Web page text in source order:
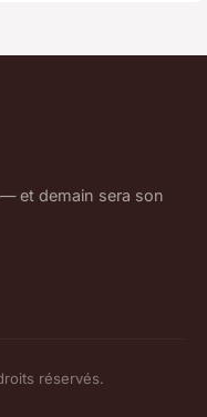
et demain sera son
réservés.